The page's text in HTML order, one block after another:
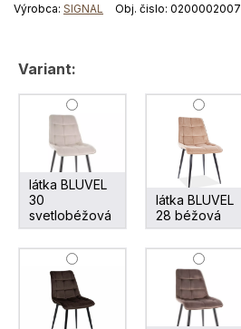
Výrobca: SIGNAL Obj. čislo: 0200002007
Variant:
látka BLUVEL
30
svetlobéžová
látka BLUVEL
28 béžová